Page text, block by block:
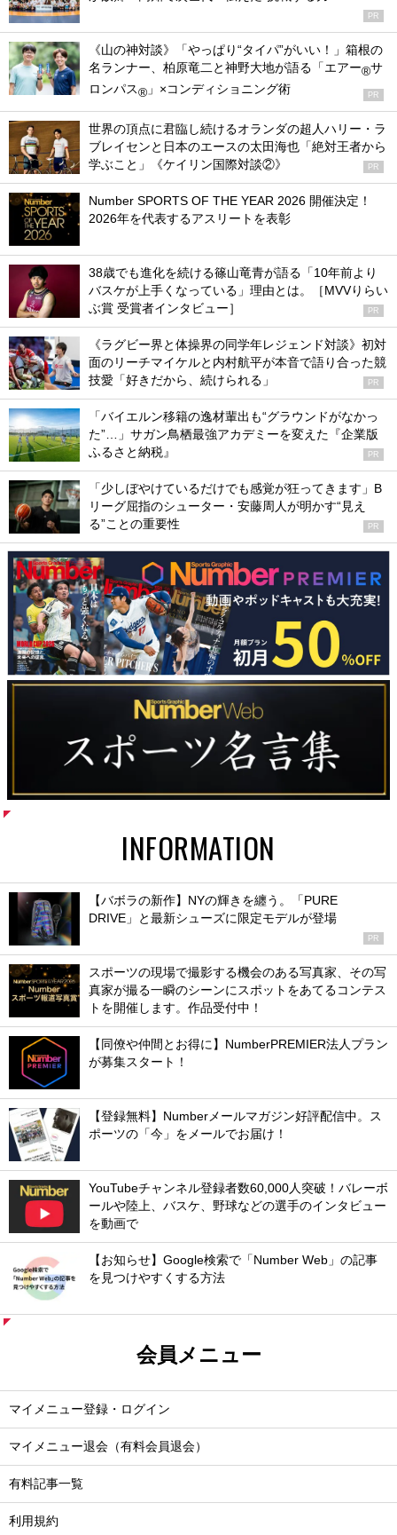
PR
《山の神対談》「やっぱり“タイパ”がいい！」箱根の
名ランナー、柏原竜二と神野大地が語る「エアー®サ
ロンパス® 」×コンディショニング術 PR
世界の頂点に君臨し続けるオランダの超人ハリー・ラ
ブレイセンと日本のエースの太田海也「絶対王者から
学ぶこと」《ケイリン国際対談②》
PR
Number SPORTS OF THE YEAR 2026 開催決定！
2026年を代表するアスリートを表彰
38歳でも進化を続ける篠山竜青が語る「10年前より
バスケが上手くなっている」理由とは。［MVVりらい
ぶ賞 受賞者インタビュー］
PR
《ラグビー界と体操界の同学年レジェンド対談》初対
面のリーチマイケルと内村航平が本音で語り合った競
技愛「好きだから、続けられる」
PR
「バイエルン移籍の逸材輩出も“グラウンドがなかっ
た”…」サガン鳥栖最強アカデミーを変えた『企業版
ふるさと納税』
PR
「少しぼやけているだけでも感覚が狂ってきます」B
リーグ屈指のシューター・安藤周人が明かす“見え
る”ことの重要性
PR
INFORMATION
【バボラの新作】NYの輝きを纏う。「PURE
DRIVE」と最新シューズに限定モデルが登場
PR
スポーツの現場で撮影する機会のある写真家、その写
真家が撮る一瞬のシーンにスポットをあてるコンテス
トを開催します。作品受付中！
【同僚や仲間とお得に】NumberPREMIER法人プラン
が募集スタート！
【登録無料】Numberメールマガジン好評配信中。ス
ポーツの「今」をメールでお届け！
YouTubeチャンネル登録者数60,000人突破！バレーボ
ールや陸上、バスケ、野球などの選手のインタビュー
を動画で
【お知らせ】Google検索で「Number Web」の記事
を見つけやすくする方法
会員メニュー
マイメニュー登録・ログイン
マイメニュー退会（有料会員退会）
有料記事一覧
利用規約